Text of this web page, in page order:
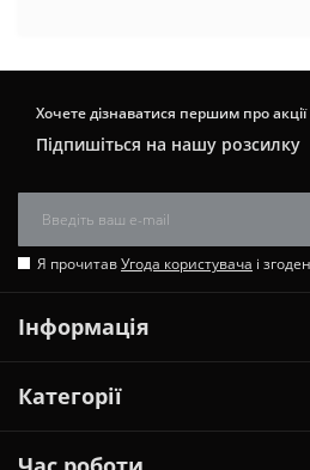
Хочете дізнаватися першим про
Підпишіться на нашу розсилку
Я прочитавУгода користувача і
Інформація
Категорії